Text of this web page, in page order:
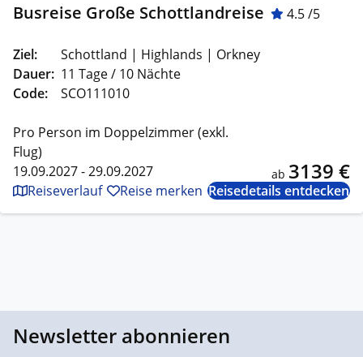
Busreise Große Schottlandreise 4.5 /5
Ziel:
Schottland | Highlands | Orkney
Dauer: 11 Tage / 10 Nächte
Code:
SCO111010
Pro Person im Doppelzimmer (exkl.
Flug)
19.09.2027 - 29.09.2027
ab 3139 €
Reiseverlauf Reise merken Reisedetails entdecken
Newsletter abonnieren